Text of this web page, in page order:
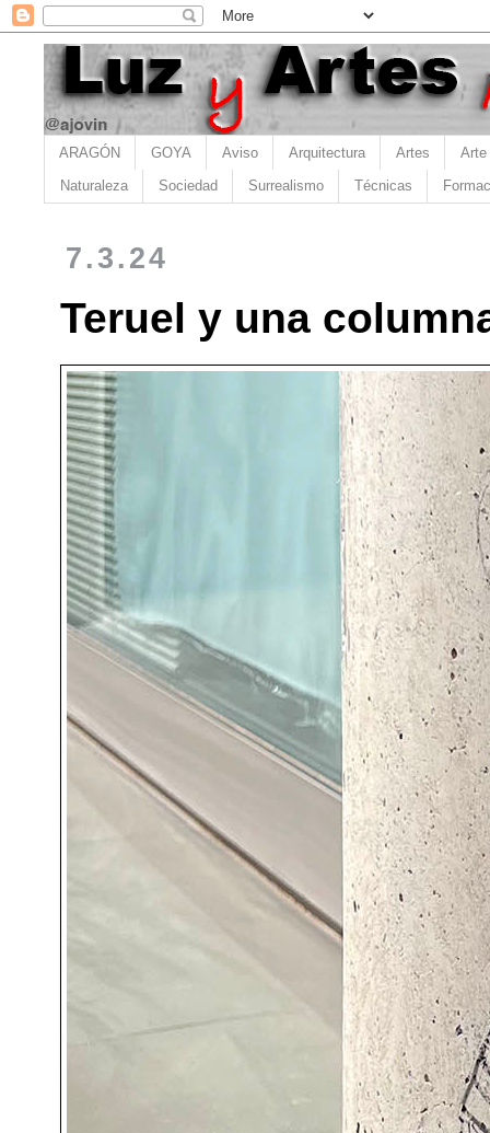
ARAGÓN GOYA Aviso Arquitectura Artes Arte
Naturaleza Sociedad Surrealismo Técnicas
7.3.24
Teruel y una